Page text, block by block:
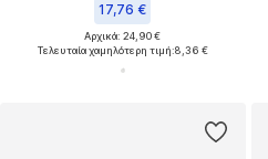
17,76 €
Αρχικά: 24,90 €
Τελευταία χαμηλότερη τιμή:8,36 €